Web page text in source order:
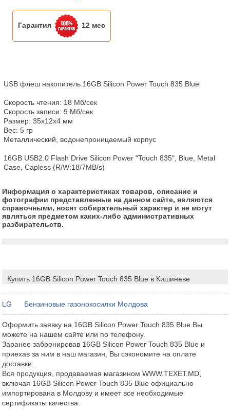
Гарантия 12 мес
USB флеш накопитель 16GB Silicon Power Touch 835 Blue
Скорость чтения: 18 Мб/сек
Скорость записи: 9 Мб/сек
Размер: 35x12x4 мм
Вес: 5 гр
Металлический, водонепроницаемый корпус
16GB USB2.0 Flash Drive Silicon Power "Touch 835", Blue, Metal
Case, Capless (R/W:18/7MB/s)
Информация о характеристиках товаров, описание и
фотографии представленные на данном сайте, являются
справочными, носят собирательный характер и не могут
являться предметом каких-либо административных
разбирательств.
Купить 16GB Silicon Power Touch 835 Blue в Кишиневе
LG Бензиновые газонокосилки Молдова
Оформить заявку на 16GB Silicon Power Touch 835 Blue Вы
можете на нашем сайте или по телефону.
Заранее забронировав 16GB Silicon Power Touch 835 Blue и
приехав за ним в наш магазин, Вы сэкономите на оплате
доставки.
Вся продукция, продаваемая магазином WWW.TEXET.MD,
включая 16GB Silicon Power Touch 835 Blue официально
импортирована в Молдову и имеет все необходимые
сертификаты качества.